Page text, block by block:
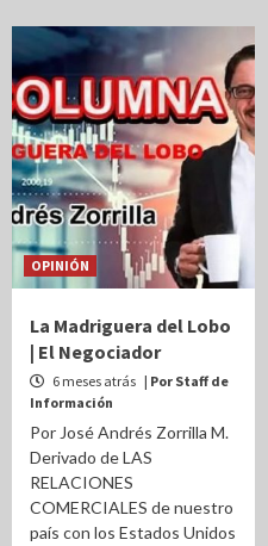
OPINIÓN
La Madriguera del Lobo
| El Negociador
6 meses atrás | Por Staff de
Información
Por José Andrés Zorrilla M.
Derivado de LAS
RELACIONES
COMERCIALES de nuestro
país con los Estados Unidos